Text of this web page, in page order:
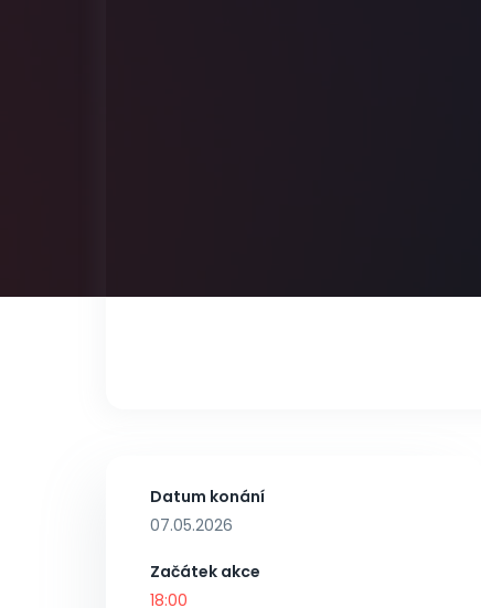
Datum konání
07.05.2026
Začátek akce
18:00